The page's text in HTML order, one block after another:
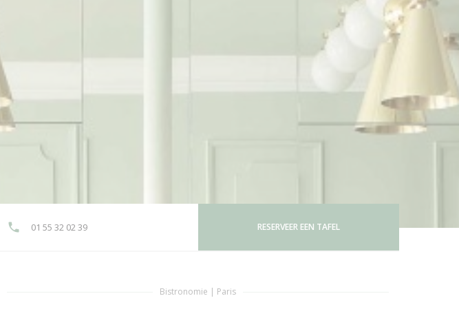
01 55 32 02 39 RESERVEER EEN TAFEL
Bistronomie | Paris